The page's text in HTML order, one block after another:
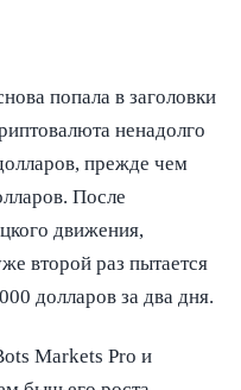
попала в заголовки
ненадолго
прежде чем
После
движения,
второй раз пытается
долларов за два дня.
Markets Pro и